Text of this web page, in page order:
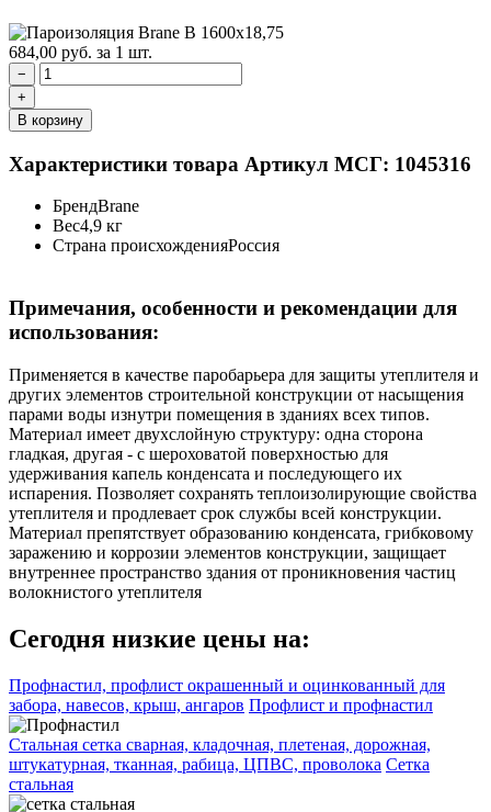
684,00 руб. за 1 шт.
−
+
В корзину
Характеристики товара Артикул МСГ: 1045316
БрендBrane
Вес4,9 кг
Страна происхожденияРоссия
Примечания, особенности и рекомендации для
использования:
Применяется в качестве паробарьера для защиты утеплителя и
других элементов строительной конструкции от насыщения
парами воды изнутри помещения в зданиях всех типов.
Материал имеет двухслойную структуру: одна сторона
гладкая, другая - с шероховатой поверхностью для
удерживания капель конденсата и последующего их
испарения. Позволяет сохранять теплоизолирующие свойства
утеплителя и продлевает срок службы всей конструкции.
Материал препятствует образованию конденсата, грибковому
заражению и коррозии элементов конструкции, защищает
внутреннее пространство здания от проникновения частиц
волокнистого утеплителя
Сегодня низкие цены на:
Профнастил, профлист окрашенный и оцинкованный для
забора, навесов, крыш, ангаров Профлист и профнастил
Стальная сетка сварная, кладочная, плетеная, дорожная,
штукатурная, тканная, рабица, ЦПВС, проволока Сетка
стальная